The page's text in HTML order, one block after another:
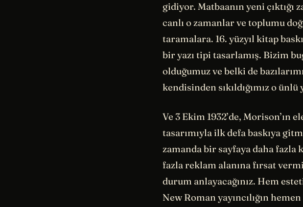
gidiyor. Matbaanın yeni
canlı o zamanlar ve toplumu
taramalara. 16. yüzyıl kitap
bir yazı tipi tasarlamış. Bizim
olduğumuz ve belki de
kendisinden sıkıldığımız o
Ve 3 Ekim 1932’de, Morison’ın
tasarımıyla ilk defa baskıya
zamanda bir sayfaya daha fazla
fazla reklam alanına fırsat
durum anlayacağınız. Hem
New Roman yayıncılığın